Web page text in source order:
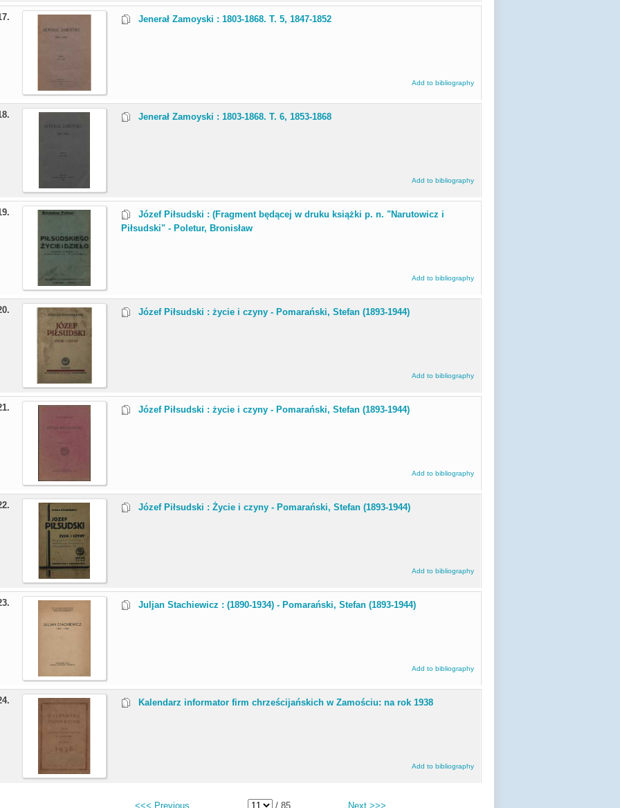
Jenerał Zamoyski : 1803-1868. T. 5, 1847-1852
Add to bibliography
Jenerał Zamoyski : 1803-1868. T. 6, 1853-1868
Add to bibliography
Józef Piłsudski : (Fragment będącej w druku książki p. n. "Narutowicz i
Piłsudski" - Poletur, Bronisław
Add to bibliography
Józef Piłsudski : życie i czyny - Pomarański, Stefan (1893-1944)
Add to bibliography
Józef Piłsudski : życie i czyny - Pomarański, Stefan (1893-1944)
Add to bibliography
Józef Piłsudski : Życie i czyny - Pomarański, Stefan (1893-1944)
Add to bibliography
Juljan Stachiewicz : (1890-1934) - Pomarański, Stefan (1893-1944)
Add to bibliography
Kalendarz informator firm chrześcijańskich w Zamościu: na rok 1938
Add to bibliography
<<< Previous / 85 Next >>>